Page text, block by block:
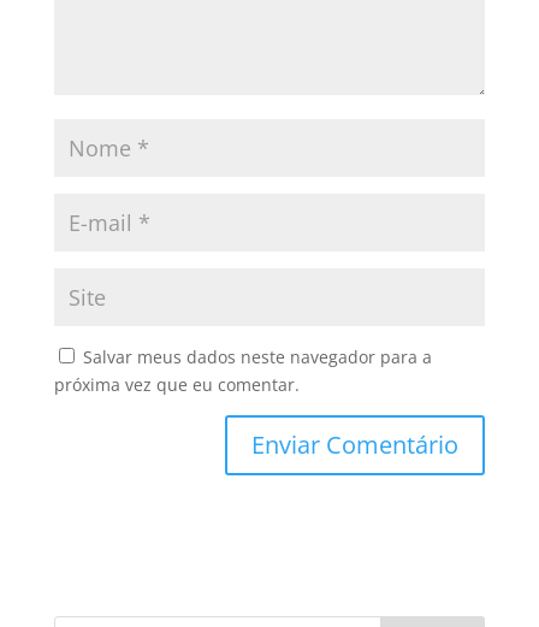
Salvar meus dados neste navegador para a
próxima vez que eu comentar.